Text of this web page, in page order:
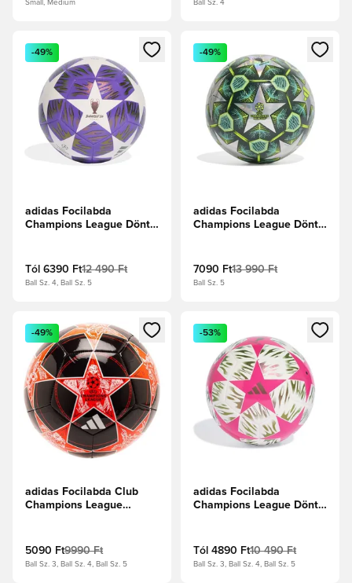
Small, Medium Ball Sz. 4
Megnyit egy modált a bejelentkezéshez vagy a tagként
-49%
adidas Focilabda
Champions League Döntő
Tól 6390 Ft12 490 Ft
Ball Sz. 4, Ball Sz. 5
Megnyit egy modált a
-49%
adidas Focilabda
Champions League Döntő
metál
7090 Ft13 990 Ft
Ball Sz. 5
Megnyit egy modált a bejelentkezéshez vagy a tagként
-49%
adidas Focilabda Club
Champions League
5090 Ft9990 Ft
Ball Sz. 3, Ball Sz. 4, Ball Sz. 5
Megnyit egy modált a
-53%
adidas Focilabda
Champions League Döntő
Tól 4890 Ft10 490 Ft
Ball Sz. 3, Ball Sz. 4, Ball Sz. 5